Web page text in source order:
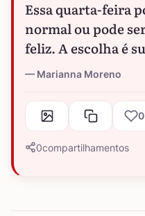
Essa quarta-feira
normal ou pode
feliz. A escolha é
Marianna Moreno
0
0compartilhamentos